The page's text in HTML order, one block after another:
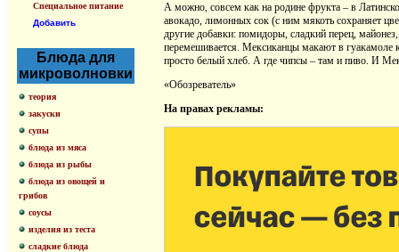
Специальное питание
Добавить
Блюда для
микроволновки
теория
закуски
супы
блюда из мяса
блюда из рыбы
блюда из овощей и
грибов
соусы
изделия из теста
сладкие блюда
А можно, совсем как на родине фрукта – в
авокадо, лимонных сок (с ним мякоть сохраняет
другие добавки: помидоры, сладкий перец,
перемешивается. Мексиканцы макают в гуакамоле
просто белый хлеб. А где чипсы – там и пиво. И
«Обозреватель»
На правах рекламы: